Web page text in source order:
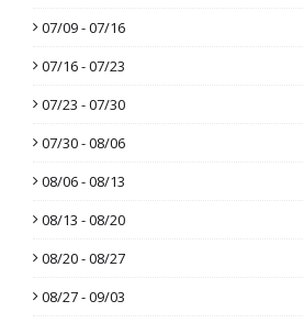
07/09 - 07/16
07/16 - 07/23
07/23 - 07/30
07/30 - 08/06
08/06 - 08/13
08/13 - 08/20
08/20 - 08/27
08/27 - 09/03